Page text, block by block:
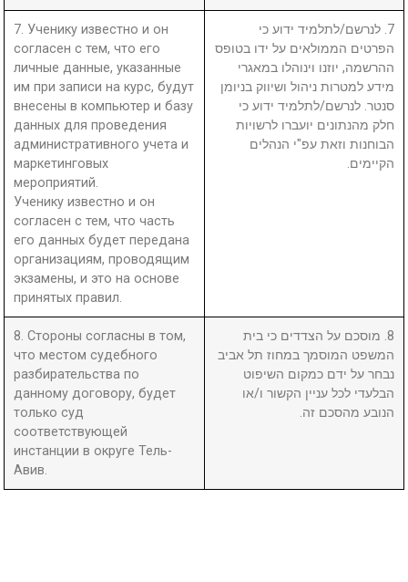
7. Ученику известно и он
согласен с тем, что его
личные данные, указанные
им при записи на курс, будут
внесены в компьютер и базу
данных для проведения
административного учета и
маркетинговых
мероприятий.
Ученику известно и он
согласен с тем, что часть
его данных будет передана
организациям, проводящим
экзамены, и это на основе
принятых правил.
7. לנרשם/לתלמיד ידוע כי
הפרטים הממולאים על ידו בטופס
ההרשמה, יוזנו וינוהלו במאגרי
מידע למטרות ניהול ושיווק בניומן
סנטר. לנרשם/לתלמיד ידוע כי
חלק מהנתונים יועברו לרשויות
הבוחנות וזאת עפ"י הנהלים
הקיימים.
8. Стороны согласны в том,
что местом судебного
разбирательства по
данному договору, будет
только суд
соответствующей
инстанции в округе Тель-
Авив.
8. מוסכם על הצדדים כי בית
המשפט המוסמך במחוז תל אביב
נבחר על ידם כמקום השיפוט
הבלעדי לכל עניין הקשור ו/או
הנובע מהסכם זה.